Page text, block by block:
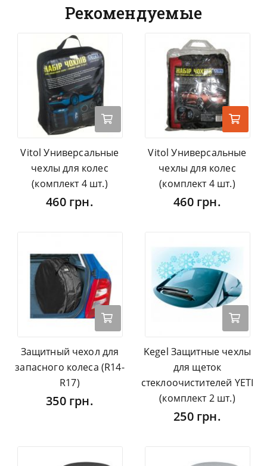
Рекомендуемые
Vitol Универсальные
чехлы для колес
(комплект 4 шт.)
460 грн.
Vitol Универсальные
чехлы для колес
(комплект 4 шт.)
460 грн.
Защитный чехол для
запасного колеса (R14-
R17)
350 грн.
Kegel Защитные чехлы
для щеток
стеклоочистителей YETI
(комплект 2 шт.)
250 грн.